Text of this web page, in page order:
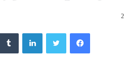
فيسبوك لينكدإن